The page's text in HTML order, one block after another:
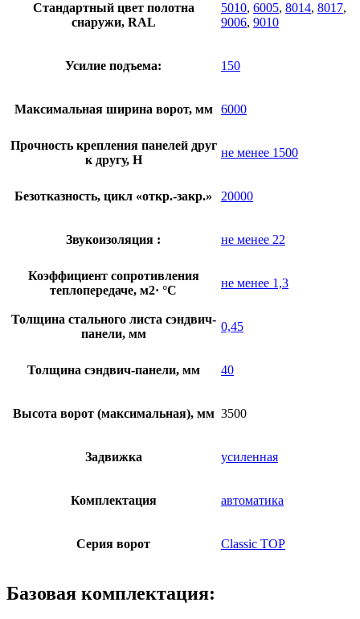
Стандартный цвет полотна
снаружи, RAL
5010, 6005, 8014, 8017,
9006, 9010
Усилие подъема: 150
Максимальная ширина ворот, мм 6000
Прочность крепления панелей друг
к другу, Н
не менее 1500
Безотказность, цикл «откр.-закр.» 20000
Звукоизоляция : не менее 22
Коэффициент сопротивления
теплопередаче, м2· °С
не менее 1,3
Толщина стального листа сэндвич-
панели, мм
0,45
Толщина сэндвич-панели, мм 40
Высота ворот (максимальная), мм 3500
Задвижка усиленная
Комплектация автоматика
Серия ворот Classic TOP
Базовая комплектация: